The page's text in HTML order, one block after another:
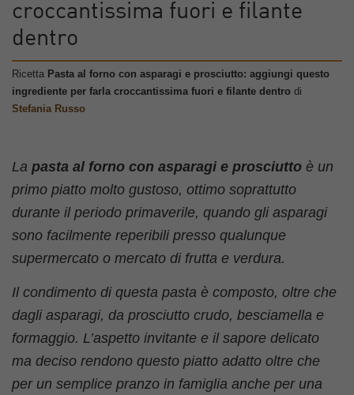
croccantissima fuori e filante
dentro
Ricetta Pasta al forno con asparagi e prosciutto: aggiungi questo
ingrediente per farla croccantissima fuori e filante dentro di
Stefania Russo
La pasta al forno con asparagi e prosciutto è un
primo piatto molto gustoso, ottimo soprattutto
durante il periodo primaverile, quando gli asparagi
sono facilmente reperibili presso qualunque
supermercato o mercato di frutta e verdura.
Il condimento di questa pasta è composto, oltre che
dagli asparagi, da prosciutto crudo, besciamella e
formaggio. L’aspetto invitante e il sapore delicato
ma deciso rendono questo piatto adatto oltre che
per un semplice pranzo in famiglia anche per una